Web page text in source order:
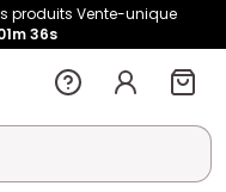
produits Vente-unique
34s